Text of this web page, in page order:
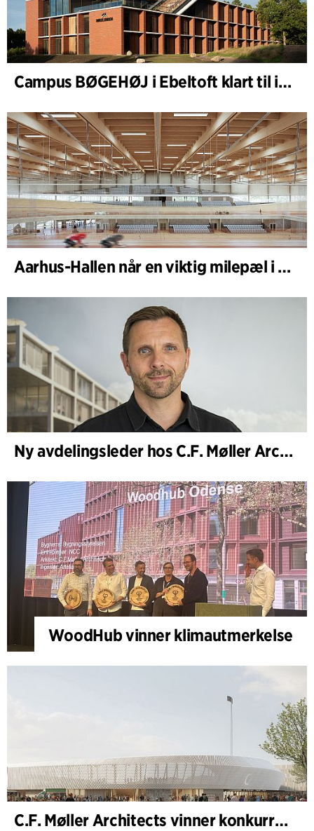
Campus BØGEHØJ i Ebeltoft klart til innvielse: Unik trebygning ferdigstilt
Aarhus-Hallen når en viktig milepæl i den pågående skisseprosessen
Ny avdelingsleder hos C.F. Møller Architects i København
WoodHub vinner klimautmerkelse
C.F. Møller Architects vinner konkurranse om nytt stadion i Malmö